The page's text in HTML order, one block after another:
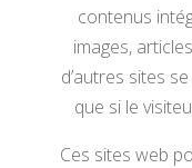
contenus
images,
d’autres sites
que si le
Ces sites web